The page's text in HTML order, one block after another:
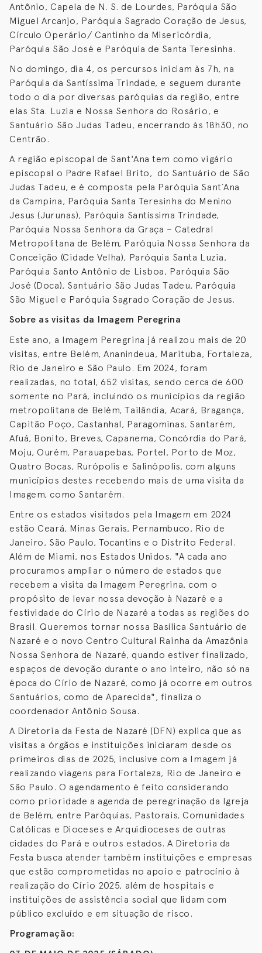
Antônio, Capela de N. S. de Lourdes, Paróquia São
Miguel Arcanjo, Paróquia Sagrado Coração de Jesus,
Círculo Operário/ Cantinho da Misericórdia,
Paróquia São José e Paróquia de Santa Teresinha.
No domingo, dia 4, os percursos iniciam às 7h, na
Paróquia da Santíssima Trindade, e seguem durante
todo o dia por diversas paróquias da região, entre
elas Sta. Luzia e Nossa Senhora do Rosário, e
Santuário São Judas Tadeu, encerrando às 18h30, no
Centrão.
A região episcopal de Sant'Ana tem como vigário
episcopal o Padre Rafael Brito, do Santuário de São
Judas Tadeu, e é composta pela Paróquia Sant´Ana
da Campina, Paróquia Santa Teresinha do Menino
Jesus (Jurunas), Paróquia Santíssima Trindade,
Paróquia Nossa Senhora da Graça – Catedral
Metropolitana de Belém, Paróquia Nossa Senhora da
Conceição (Cidade Velha), Paróquia Santa Luzia,
Paróquia Santo Antônio de Lisboa, Paróquia São
José (Doca), Santuário São Judas Tadeu, Paróquia
São Miguel e Paróquia Sagrado Coração de Jesus.
Sobre as visitas da Imagem Peregrina
Este ano, a Imagem Peregrina já realizou mais de 20
visitas, entre Belém, Ananindeua, Marituba, Fortaleza,
Rio de Janeiro e São Paulo. Em 2024, foram
realizadas, no total, 652 visitas, sendo cerca de 600
somente no Pará, incluindo os municípios da região
metropolitana de Belém, Tailândia, Acará, Bragança,
Capitão Poço, Castanhal, Paragominas, Santarém,
Afuá, Bonito, Breves, Capanema, Concórdia do Pará,
Moju, Ourém, Parauapebas, Portel, Porto de Moz,
Quatro Bocas, Rurópolis e Salinópolis, com alguns
municípios destes recebendo mais de uma visita da
Imagem, como Santarém.
Entre os estados visitados pela Imagem em 2024
estão Ceará, Minas Gerais, Pernambuco, Rio de
Janeiro, São Paulo, Tocantins e o Distrito Federal.
Além de Miami, nos Estados Unidos. "A cada ano
procuramos ampliar o número de estados que
recebem a visita da Imagem Peregrina, com o
propósito de levar nossa devoção à Nazaré e a
festividade do Círio de Nazaré a todas as regiões do
Brasil. Queremos tornar nossa Basílica Santuário de
Nazaré e o novo Centro Cultural Rainha da Amazônia
Nossa Senhora de Nazaré, quando estiver finalizado,
espaços de devoção durante o ano inteiro, não só na
época do Círio de Nazaré, como já ocorre em outros
Santuários, como de Aparecida", finaliza o
coordenador Antônio Sousa.
A Diretoria da Festa de Nazaré (DFN) explica que as
visitas a órgãos e instituições iniciaram desde os
primeiros dias de 2025, inclusive com a Imagem já
realizando viagens para Fortaleza, Rio de Janeiro e
São Paulo. O agendamento é feito considerando
como prioridade a agenda de peregrinação da Igreja
de Belém, entre Paróquias, Pastorais, Comunidades
Católicas e Dioceses e Arquidioceses de outras
cidades do Pará e outros estados. A Diretoria da
Festa busca atender também instituições e empresas
que estão comprometidas no apoio e patrocínio à
realização do Círio 2025, além de hospitais e
instituições de assistência social que lidam com
público excluído e em situação de risco.
Programação: